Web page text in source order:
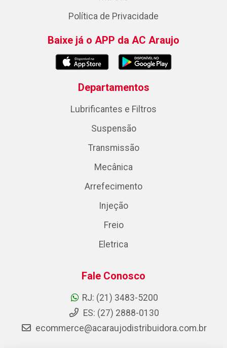
Política de Privacidade
Baixe já o APP da AC Araujo
Departamentos
Lubrificantes e Filtros
Suspensão
Transmissão
Mecânica
Arrefecimento
Injeção
Freio
Eletrica
Fale Conosco
RJ: (21) 3483-5200
ES: (27) 2888-0130
ecommerce@acaraujodistribuidora.com.br